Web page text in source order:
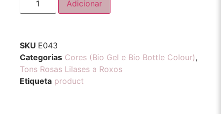
Adicionar
SKU E043
Categorias Cores (Bio Gel e Bio Bottle Colour),
Tons Rosas Lilases a Roxos
Etiqueta product